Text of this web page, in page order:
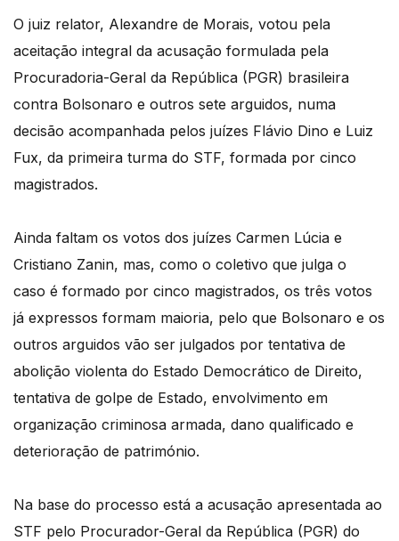
O juiz relator, Alexandre de Morais, votou pela
aceitação integral da acusação formulada pela
Procuradoria-Geral da República (PGR) brasileira
contra Bolsonaro e outros sete arguidos, numa
decisão acompanhada pelos juízes Flávio Dino e Luiz
Fux, da primeira turma do STF, formada por cinco
magistrados.
Ainda faltam os votos dos juízes Carmen Lúcia e
Cristiano Zanin, mas, como o coletivo que julga o
caso é formado por cinco magistrados, os três votos
já expressos formam maioria, pelo que Bolsonaro e os
outros arguidos vão ser julgados por tentativa de
abolição violenta do Estado Democrático de Direito,
tentativa de golpe de Estado, envolvimento em
organização criminosa armada, dano qualificado e
deterioração de património.
Na base do processo está a acusação apresentada ao
STF pelo Procurador-Geral da República (PGR) do